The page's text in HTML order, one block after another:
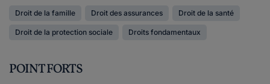
Droit de la famille Droit des assurances Droit de la santé
Droit de la protection sociale Droits fondamentaux
POINT FORTS